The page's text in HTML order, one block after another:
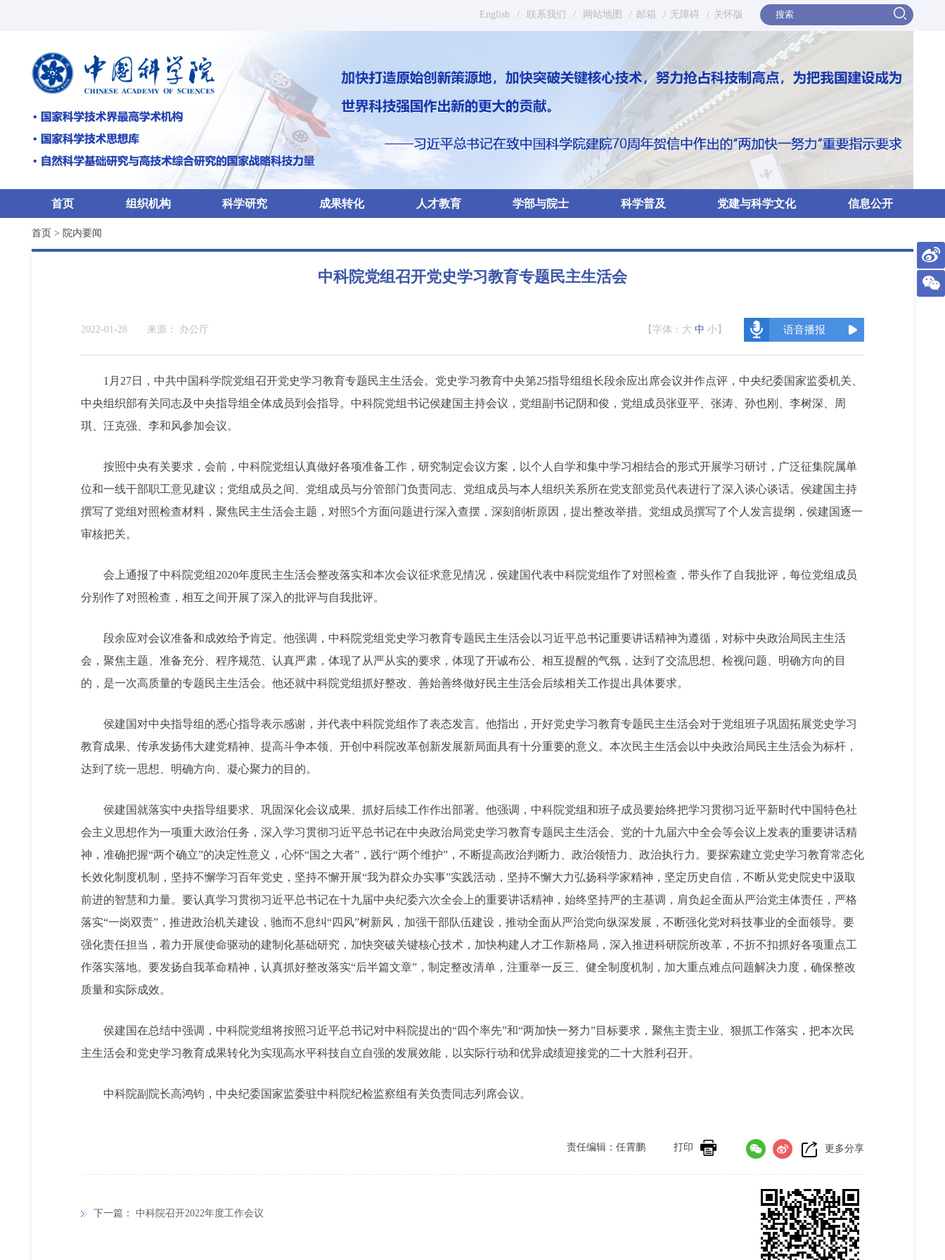
English / 联系我们 / 网站地图 / 邮箱 / 无障碍 / 关怀版
首页 组织机构 科学研究 成果转化 人才教育 学部与院士 科学普及 党建与科学文化 信息公开
首页 > 院内要闻
中科院党组召开党史学习教育专题民主生活会
2022-01-28 来源： 办公厅 【字体： 大 中 小 】 语音播报
1月27日，中共中国科学院党组召开党史学习教育专题民主生活会。党史学习教育中央第25指导组组长段余应出席会议并作点评，中央纪委国家监委机关、
中央组织部有关同志及中央指导组全体成员到会指导。中科院党组书记侯建国主持会议，党组副书记阴和俊，党组成员张亚平、张涛、孙也刚、李树深、周
琪、汪克强、李和风参加会议。
按照中央有关要求，会前，中科院党组认真做好各项准备工作，研究制定会议方案，以个人自学和集中学习相结合的形式开展学习研讨，广泛征集院属单
位和一线干部职工意见建议；党组成员之间、党组成员与分管部门负责同志、党组成员与本人组织关系所在党支部党员代表进行了深入谈心谈话。侯建国主持
撰写了党组对照检查材料，聚焦民主生活会主题，对照5个方面问题进行深入查摆，深刻剖析原因，提出整改举措。党组成员撰写了个人发言提纲，侯建国逐一
审核把关。
会上通报了中科院党组2020年度民主生活会整改落实和本次会议征求意见情况，侯建国代表中科院党组作了对照检查，带头作了自我批评，每位党组成员
分别作了对照检查，相互之间开展了深入的批评与自我批评。
段余应对会议准备和成效给予肯定。他强调，中科院党组党史学习教育专题民主生活会以习近平总书记重要讲话精神为遵循，对标中央政治局民主生活
会，聚焦主题、准备充分、程序规范、认真严肃，体现了从严从实的要求，体现了开诚布公、相互提醒的气氛，达到了交流思想、检视问题、明确方向的目
的，是一次高质量的专题民主生活会。他还就中科院党组抓好整改、善始善终做好民主生活会后续相关工作提出具体要求。
侯建国对中央指导组的悉心指导表示感谢，并代表中科院党组作了表态发言。他指出，开好党史学习教育专题民主生活会对于党组班子巩固拓展党史学习
教育成果、传承发扬伟大建党精神、提高斗争本领、开创中科院改革创新发展新局面具有十分重要的意义。本次民主生活会以中央政治局民主生活会为标杆，
达到了统一思想、明确方向、凝心聚力的目的。
侯建国就落实中央指导组要求、巩固深化会议成果、抓好后续工作作出部署。他强调，中科院党组和班子成员要始终把学习贯彻习近平新时代中国特色社
会主义思想作为一项重大政治任务，深入学习贯彻习近平总书记在中央政治局党史学习教育专题民主生活会、党的十九届六中全会等会议上发表的重要讲话精
神，准确把握“两个确立”的决定性意义，心怀“国之大者”，践行“两个维护”，不断提高政治判断力、政治领悟力、政治执行力。要探索建立党史学习教育常态化
长效化制度机制，坚持不懈学习百年党史，坚持不懈开展“我为群众办实事”实践活动，坚持不懈大力弘扬科学家精神，坚定历史自信，不断从党史院史中汲取
前进的智慧和力量。要认真学习贯彻习近平总书记在十九届中央纪委六次全会上的重要讲话精神，始终坚持严的主基调，肩负起全面从严治党主体责任，严格
落实“一岗双责”，推进政治机关建设，驰而不息纠“四风”树新风，加强干部队伍建设，推动全面从严治党向纵深发展，不断强化党对科技事业的全面领导。要
强化责任担当，着力开展使命驱动的建制化基础研究，加快突破关键核心技术，加快构建人才工作新格局，深入推进科研院所改革，不折不扣抓好各项重点工
作落实落地。要发扬自我革命精神，认真抓好整改落实“后半篇文章”，制定整改清单，注重举一反三、健全制度机制，加大重点难点问题解决力度，确保整改
质量和实际成效。
侯建国在总结中强调，中科院党组将按照习近平总书记对中科院提出的“四个率先”和“两加快一努力”目标要求，聚焦主责主业、狠抓工作落实，把本次民
主生活会和党史学习教育成果转化为实现高水平科技自立自强的发展效能，以实际行动和优异成绩迎接党的二十大胜利召开。
中科院副院长高鸿钧，中央纪委国家监委驻中科院纪检监察组有关负责同志列席会议。
更多分享
打印
责任编辑：任霄鹏
下一篇： 中科院召开2022年度工作会议